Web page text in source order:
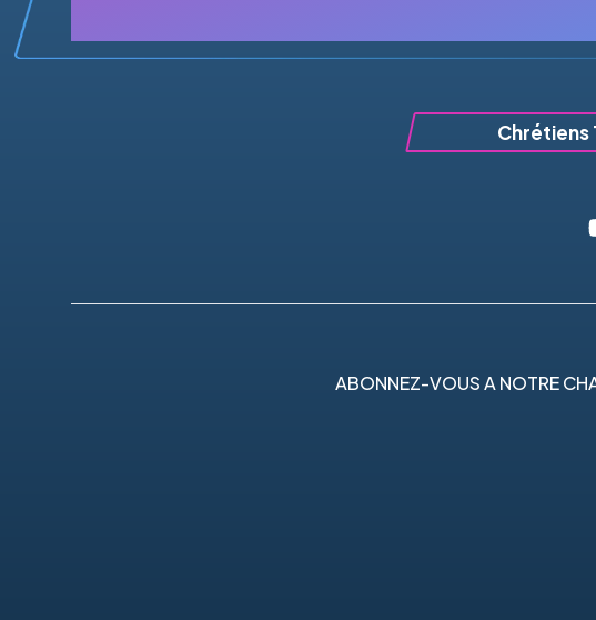
Chrétiens
ABONNEZ-VOUS A NOTRE